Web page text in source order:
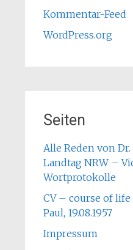
Kommentar-Feed
WordPress.org
Seiten
Alle Reden von
Landtag NRW –
Wortprotokolle
CV – course of life
Paul, 19.08.1957
Impressum